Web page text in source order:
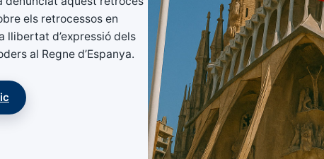
els retrocessos en
llibertat d’expressió dels
al Regne d’Espanya.